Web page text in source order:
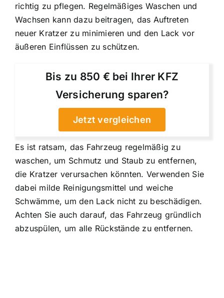
richtig zu pflegen. Regelmäßiges Waschen und
Wachsen kann dazu beitragen, das Auftreten
neuer Kratzer zu minimieren und den Lack vor
äußeren Einflüssen zu schützen.
Bis zu 850 € bei Ihrer KFZ
Versicherung sparen?
Jetzt vergleichen
Es ist ratsam, das Fahrzeug regelmäßig zu
waschen, um Schmutz und Staub zu entfernen,
die Kratzer verursachen könnten. Verwenden Sie
dabei milde Reinigungsmittel und weiche
Schwämme, um den Lack nicht zu beschädigen.
Achten Sie auch darauf, das Fahrzeug gründlich
abzuspülen, um alle Rückstände zu entfernen.